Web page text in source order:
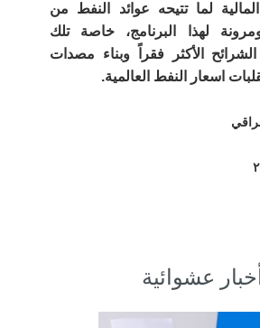
لما تتيحه عوائد النفط من
لهذا البرنامج، خاصة تلك
الشرائح الأكثر فقراً وبناء مصدات
اسعار النفط العالمية.
أخبار عشوائية